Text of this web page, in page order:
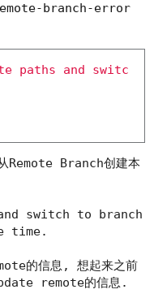
branch-error
paths and switc
Remote Branch创建本
switch to branch
time.
的信息, 想起来之前
remote的信息.